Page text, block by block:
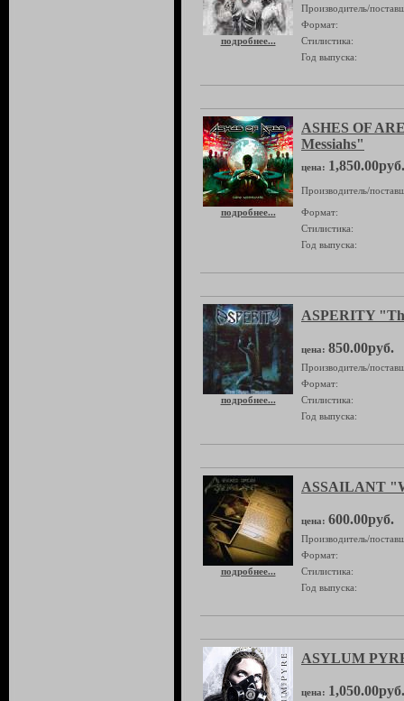
подробнее...
Производитель/
Формат:
Стилистика:
Год выпуска:
подробнее...
ASHES OF
Messiahs"
цена: 1,850.00руб.
Производитель/
Формат:
Стилистика:
Год выпуска:
подробнее...
ASPERITY
цена: 850.00руб.
Производитель/
Формат:
Стилистика:
Год выпуска:
подробнее...
ASSAILANT
цена: 600.00руб.
Производитель/
Формат:
Стилистика:
Год выпуска:
ASYLUM
цена: 1,050.00руб.